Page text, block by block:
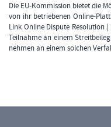
Die EU-Kommission bietet die
von ihr betriebenen Online-
Link Online Dispute Resolution
Teilnahme an einem
nehmen an einem solchen